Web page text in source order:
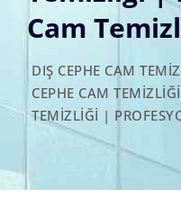
Cam
DIŞ CEPHE CAM
CEPHE CAM TEMIZLIĞI
TEMIZLIĞI |